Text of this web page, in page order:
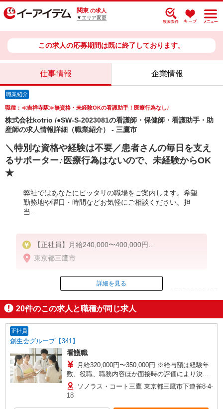
関東 の求人
▼エリア変更
この求人の応募期間は既に終了しております。
仕事情報 企業情報
職業紹介
職種：≪吉祥寺駅≫無資格・未経験OKの看護助手！医療行為なし♪
株式会社kotrio /●SW-S-2023081の看護師・保健師・看護助手・助
産師の求人情報詳細（職業紹介） - 三鷹市
＼特別な資格や経験は不要／患者さんの毎日を支え
るサポーター♪医療行為はないので、未経験からOK
★
弊社ではあなたにピッタリの職場をご案内します。希望
勤務地や曜日・時間などお気軽にご相談ください。担
当...
【正社員】月給240,000〜400,000円
・基本給：200,000円〜220,000円
・資格手当：10,000〜30,000円
・処遇改善手当：20,000〜60,000円（勤続年数、保
有資格により変動）
・固定残業手当：20,000円（10時間）
※固定残業時間を超過する場合には超過勤務手当と
して別途支給
）
下記資格をお持ちの方歓迎
・認知症介護基礎研修
・初任者研修
・実務者研修
・介護福祉士 など
東京都三鷹市
ID：AE0708988497
掲載期間終了
詳細を見る
20件のこの求人と職種が同じ求人
正社員
創生会グループ【341】
看護職
月給320,000円〜350,000円 ※給与額は経験年
数、役職、職務内容ほか面接時の評価により決定
します。 以下、別途支給 ◆夜勤手当 11,000円/1
夜勤（試用期間中も同条件） ※夜勤回数は平均
ソノラス・コート三鷹 東京都三鷹市下連雀8-4-
18